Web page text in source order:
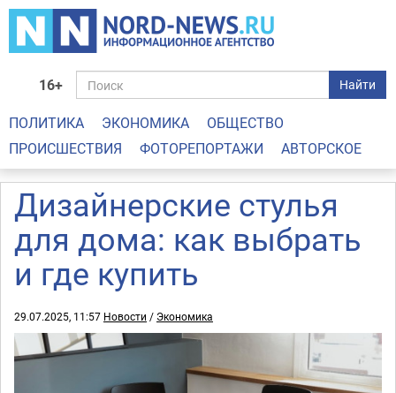
16+ Найти
ПОЛИТИКА ЭКОНОМИКА
ОБЩЕСТВО
ПРОИСШЕСТВИЯ
ФОТОРЕПОРТАЖИ АВТОРСКОЕ
Дизайнерские стулья
для дома: как выбрать
и где купить
29.07.2025, 11:57 Новости / Экономика